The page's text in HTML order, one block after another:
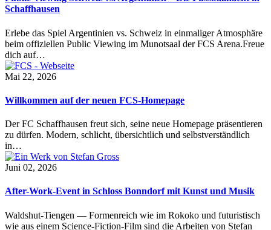
Schaffhausen
Erlebe das Spiel Argentinien vs. Schweiz in einmaliger Atmosphäre
beim offiziellen Public Viewing im Munotsaal der FCS Arena.Freue
dich auf…
Mai 22, 2026
Willkommen auf der neuen FCS-Homepage
Der FC Schaffhausen freut sich, seine neue Homepage präsentieren
zu dürfen. Modern, schlicht, übersichtlich und selbstverständlich
in…
Juni 02, 2026
After-Work-Event in Schloss Bonndorf mit Kunst und Musik
Waldshut-Tiengen — Formenreich wie im Rokoko und futuristisch
wie aus einem Science-Fiction-Film sind die Arbeiten von Stefan